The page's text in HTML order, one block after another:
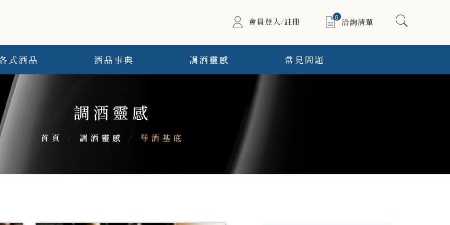
會員登入/註冊 0
洽詢清單
式酒品 酒品事典 調酒靈感 常見問題
調酒靈感
首頁 / 調酒靈感 / 琴酒基底